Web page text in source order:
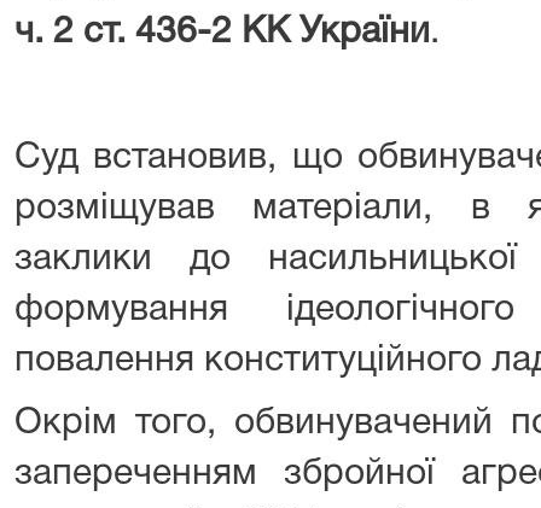
ч. 2 ст. 436-2 КК України .
Суд встановив, що
розміщував матеріали, в
заклики до
формування
повалення конституційного
Окрім того, обвинувачений
запереченням збройної